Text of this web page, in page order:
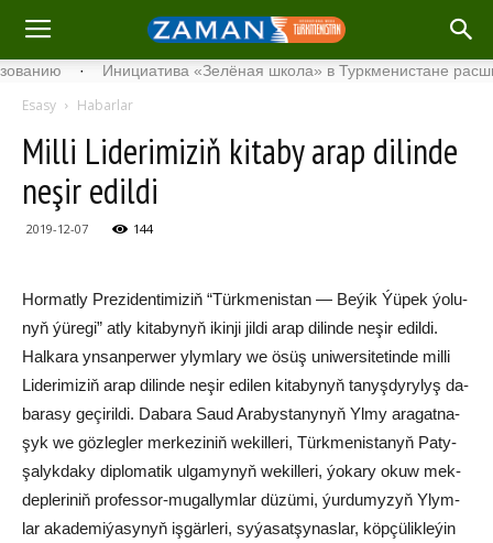
· Инициатива «Зелёная школа» в Туркменистане расширяет
Esasy Habarlar
Mil­li Li­de­ri­mi­ziň ki­ta­by arap di­lin­de
ne­şir edil­di
2019-12-07 144
Hor­mat­ly Pre­zi­den­ti­mi­ziň “Türk­me­nis­tan — Be­ýik Ýü­pek ýo­lu­
nyň ýü­re­gi” at­ly ki­ta­by­nyň ikin­ji jil­di arap di­lin­de ne­şir edil­di.
Hal­ka­ra yn­san­per­wer ylym­la­ry we ösüş uni­wer­si­te­tin­de mil­li
Li­de­ri­mi­ziň arap di­lin­de ne­şir edi­len ki­ta­by­nyň ta­nyş­dy­ry­lyş da­
ba­ra­sy ge­çi­ril­di. Da­ba­ra Sa­ud Ara­bys­ta­ny­nyň Yl­my ara­gat­na­
şyk we göz­leg­ler mer­ke­zi­niň we­kil­le­ri, Türk­me­nis­ta­nyň Pa­ty­
şa­lyk­da­ky dip­lo­ma­tik ul­ga­my­nyň we­kil­le­ri, ýo­ka­ry okuw mek­
dep­le­ri­niň pro­fes­sor-mu­gal­lym­lar dü­zü­mi, ýur­du­my­zyň Ylym­
lar aka­de­mi­ýa­sy­nyň iş­gär­le­ri, sy­ýa­sat­şy­nas­lar, köp­çü­lik­le­ýin